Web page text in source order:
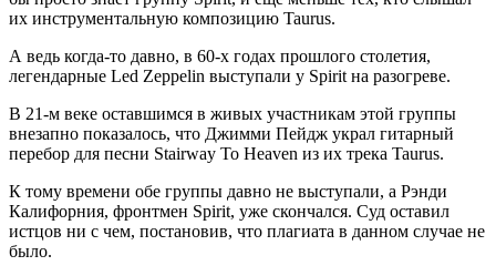
их инструментальную композицию Taurus.
А ведь когда-то давно, в 60-х годах прошлого столетия,
легендарные Led Zeppelin выступали у Spirit на разогреве.
В 21-м веке оставшимся в живых участникам этой группы
внезапно показалось, что Джимми Пейдж украл гитарный
перебор для песни Stairway To Heaven из их трека Taurus.
К тому времени обе группы давно не выступали, а Рэнди
Калифорния, фронтмен Spirit, уже скончался. Суд оставил
истцов ни с чем, постановив, что плагиата в данном случае не
было.